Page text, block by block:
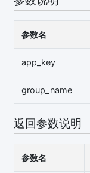
参数名
app_key
group_name
返回参数说明
参数名